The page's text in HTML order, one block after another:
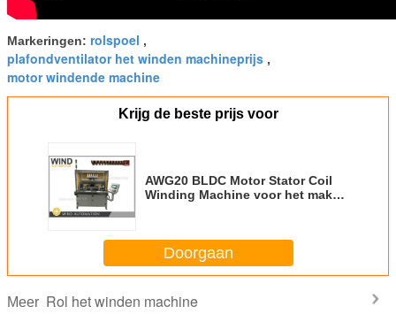
Markeringen: rolspoel ,
plafondventilator het winden machineprijs ,
motor windende machine
Krijg de beste prijs voor
AWG20 BLDC Motor Stator Coil
Winding Machine voor het maken
Doorgaan
Meer Rol het winden machine